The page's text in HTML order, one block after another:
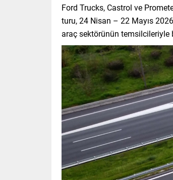
Ford Trucks, Castrol ve
turu, 24 Nisan – 22 Mayıs
araç sektörünün temsilcileriyle